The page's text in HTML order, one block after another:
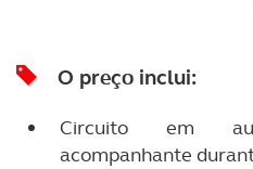
O preço inclui:
Circuito em
acompanhante